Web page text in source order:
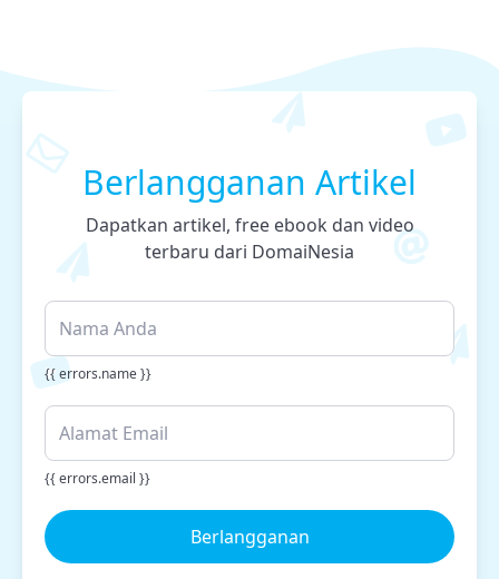
Berlangganan Artikel
Dapatkan artikel, free ebook dan video
terbaru dari DomaiNesia
{{ errors.name }}
{{ errors.email }}
Berlangganan